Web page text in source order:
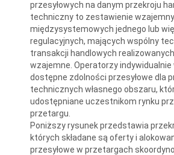
przesyłowych na danym przekroju
techniczny to zestawienie
międzysystemowych jednego lub
regulacyjnych, mających wspólny
transakcji handlowych
wzajemne. Operatorzy
dostępne zdolności przesyłowe dla
technicznych własnego obszaru,
udostępniane uczestnikom rynku
przetargu.
Poniższy rysunek przedstawia
których składane są oferty i
przesyłowe w przetargach